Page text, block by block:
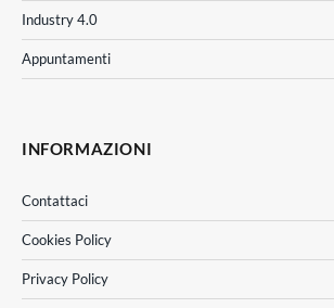
Industry 4.0
Appuntamenti
INFORMAZIONI
Contattaci
Cookies Policy
Privacy Policy